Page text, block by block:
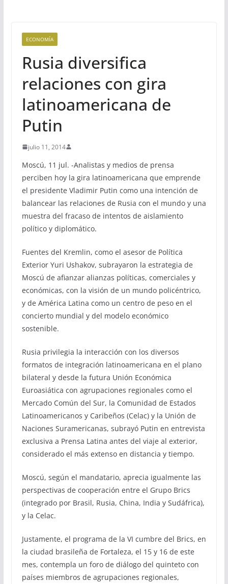
ECONOMÍA
Rusia diversifica
relaciones con gira
latinoamericana de
Putin
julio 11, 2014
Moscú, 11 jul. -Analistas y medios de prensa
perciben hoy la gira latinoamericana que emprende
el presidente Vladimir Putin como una intención de
balancear las relaciones de Rusia con el mundo y una
muestra del fracaso de intentos de aislamiento
político y diplomático.
Fuentes del Kremlin, como el asesor de Política
Exterior Yuri Ushakov, subrayaron la estrategia de
Moscú de afianzar alianzas políticas, comerciales y
económicas, con la visión de un mundo policéntrico,
y de América Latina como un centro de peso en el
concierto mundial y del modelo económico
sostenible.
Rusia privilegia la interacción con los diversos
formatos de integración latinoamericana en el plano
bilateral y desde la futura Unión Económica
Euroasiática con agrupaciones regionales como el
Mercado Común del Sur, la Comunidad de Estados
Latinoamericanos y Caribeños (Celac) y la Unión de
Naciones Suramericanas, subrayó Putin en entrevista
exclusiva a Prensa Latina antes del viaje al exterior,
considerado el más extenso en distancia y tiempo.
Moscú, según el mandatario, aprecia igualmente las
perspectivas de cooperación entre el Grupo Brics
(integrado por Brasil, Rusia, China, India y Sudáfrica),
y la Celac.
Justamente, el programa de la VI cumbre del Brics, en
la ciudad brasileña de Fortaleza, el 15 y 16 de este
mes, contempla un foro de diálogo del quinteto con
países miembros de agrupaciones regionales,